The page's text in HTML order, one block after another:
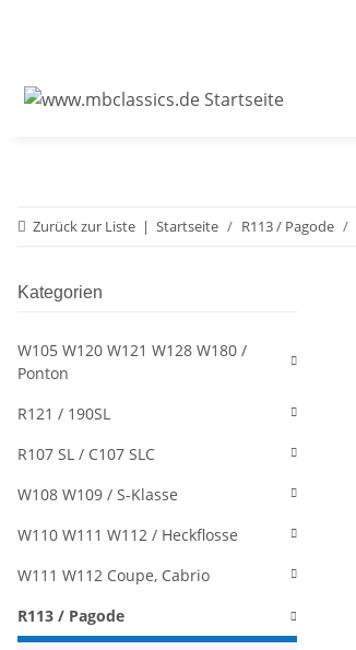
Zurück zur Liste Startseite R113 / Pagode
Kategorien
W105 W120 W121 W128 W180 /
Ponton
R121 / 190SL
R107 SL / C107 SLC
W108 W109 / S-Klasse
W110 W111 W112 / Heckflosse
W111 W112 Coupe, Cabrio
R113 / Pagode